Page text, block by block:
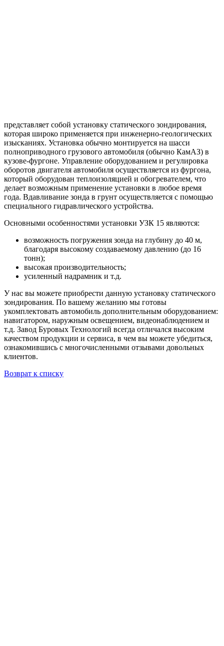
представляет собой установку статического зондирования,
которая широко применяется при инженерно-геологических
изысканиях. Установка обычно монтируется на шасси
полноприводного грузового автомобиля (обычно КамАЗ) в
кузове-фургоне. Управление оборудованием и регулировка
оборотов двигателя автомобиля осуществляется из фургона,
который оборудован теплоизоляцией и обогревателем, что
делает возможным применение установки в любое время
года. Вдавливание зонда в грунт осуществляется с помощью
специального гидравлического устройства.
Основными особенностями установки УЗК 15 являются:
возможность погружения зонда на глубину до 40 м,
благодаря высокому создаваемому давлению (до 16
тонн);
высокая производительность;
усиленный надрамник и т.д.
У нас вы можете приобрести данную установку статического
зондирования. По вашему желанию мы готовы
укомплектовать автомобиль дополнительным оборудованием:
навигатором, наружным освещением, видеонаблюдением и
т.д. Завод Буровых Технологий всегда отличался высоким
качеством продукции и сервиса, в чем вы можете убедиться,
ознакомившись с многочисленными отзывами довольных
клиентов.
Возврат к списку